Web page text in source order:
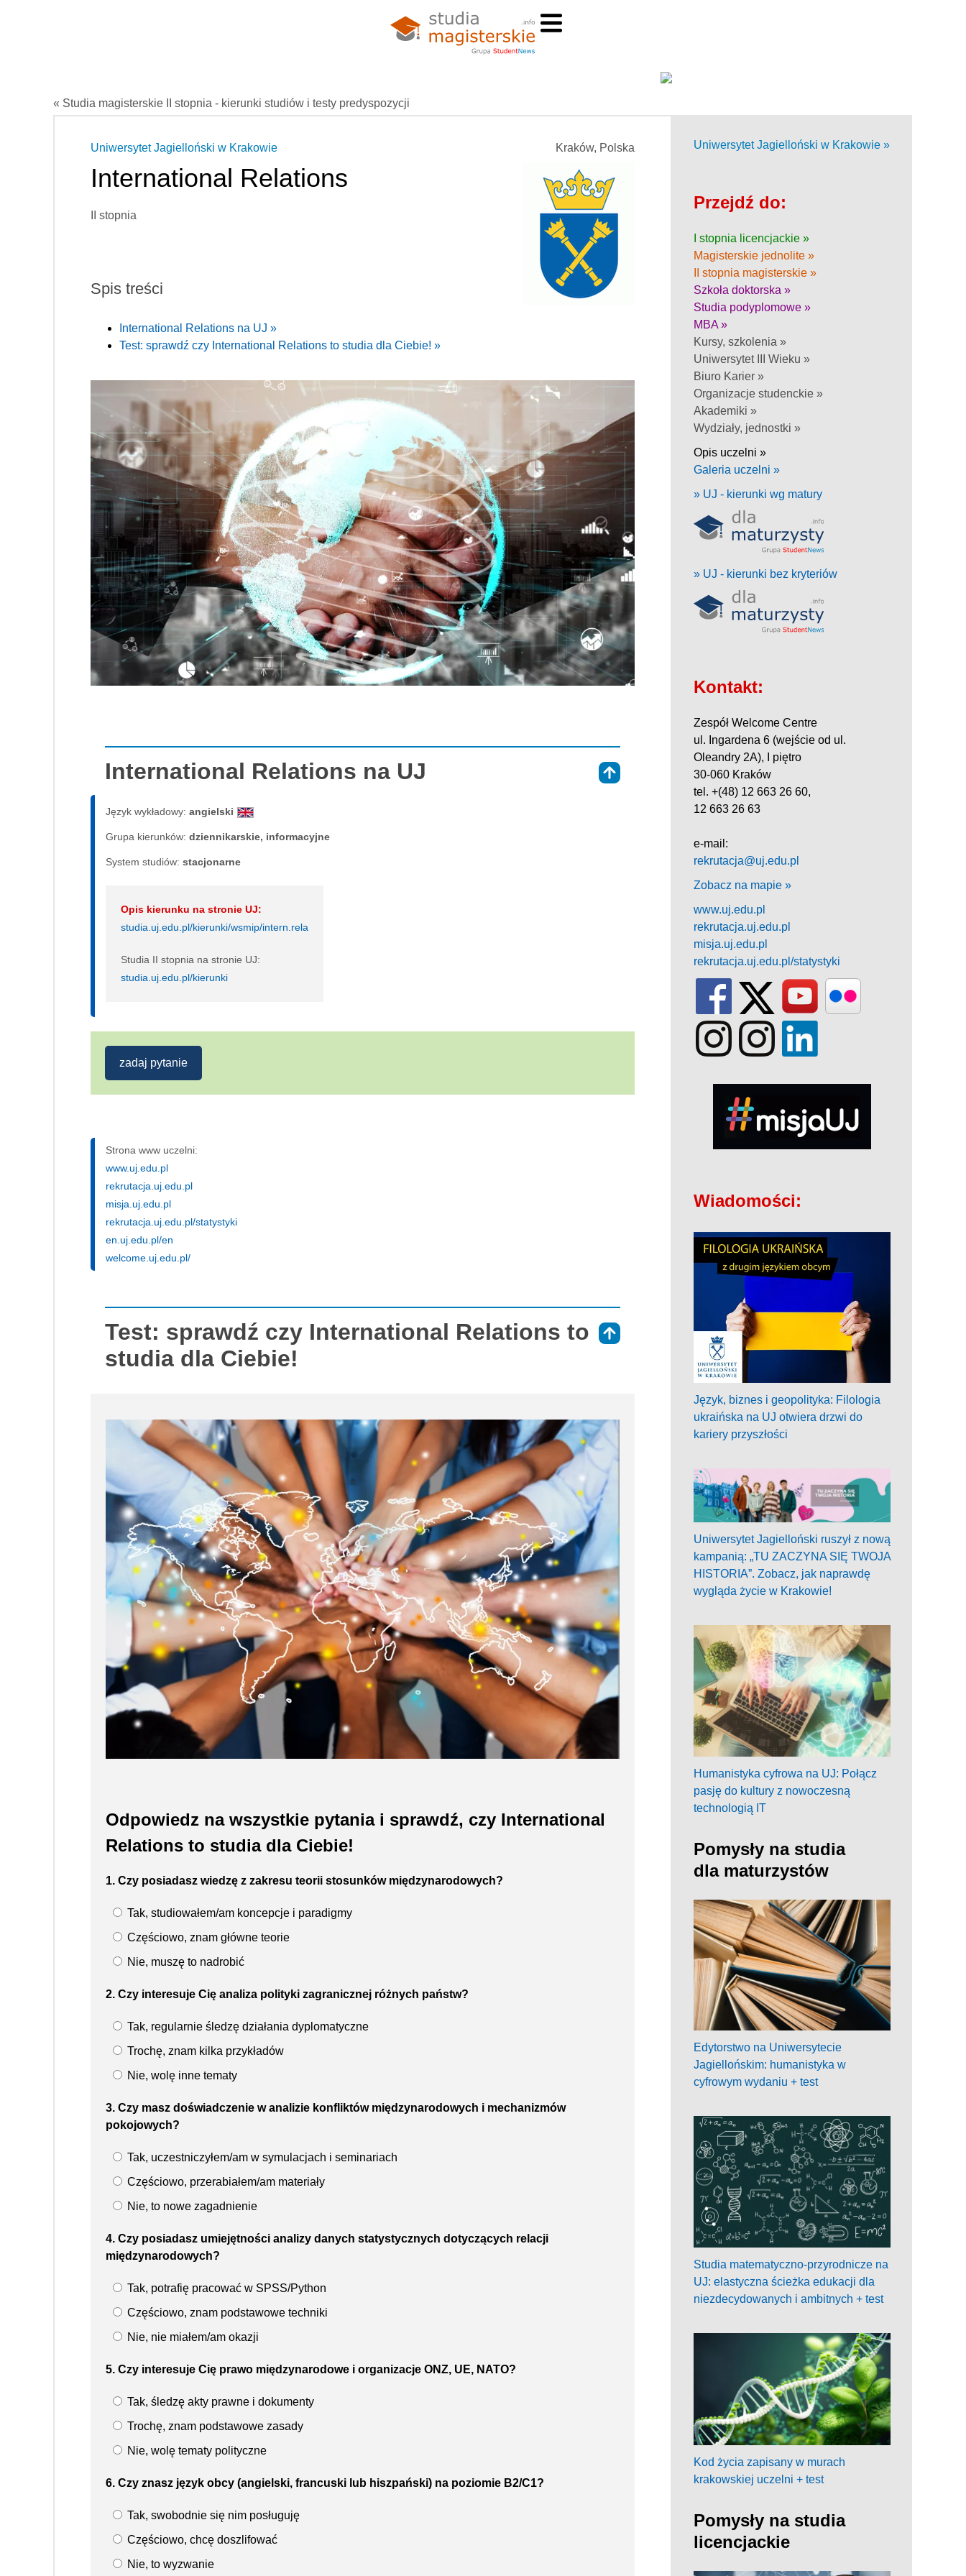
« Studia magisterskie II stopnia - kierunki studiów i testy predyspozycji
Kraków, Polska
Uniwersytet Jagielloński w Krakowie
International Relations
II stopnia
Spis treści
International Relations na UJ »
Test: sprawdź czy International Relations to studia dla Ciebie! »
International Relations na UJ
Język wykładowy: angielski
Grupa kierunków: dziennikarskie, informacyjne
System studiów: sta­cjo­nar­ne
Opis kierunku na stronie UJ:
studia.uj.edu.pl/kierunki/wsmip/intern.rela
Studia II stopnia na stronie UJ:
studia.uj.edu.pl/kierunki
zadaj pytanie
Strona www uczelni:
www.uj.edu.pl
rekrutacja.uj.edu.pl
misja.uj.edu.pl
rekrutacja.uj.edu.pl/statystyki
en.uj.edu.pl/en
welcome.uj.edu.pl/
Test: sprawdź czy International Relations to
studia dla Ciebie!
Odpowiedz na wszystkie pytania i sprawdź, czy International
Relations to studia dla Ciebie!
1. Czy posiadasz wiedzę z zakresu teorii stosunków międzynarodowych?
Tak, studiowałem/am koncepcje i paradigmy
Częściowo, znam główne teorie
Nie, muszę to nadrobić
2. Czy interesuje Cię analiza polityki zagranicznej różnych państw?
Tak, regularnie śledzę działania dyplomatyczne
Trochę, znam kilka przykładów
Nie, wolę inne tematy
3. Czy masz doświadczenie w analizie konfliktów międzynarodowych i mechanizmów
pokojowych?
Tak, uczestniczyłem/am w symulacjach i seminariach
Częściowo, przerabiałem/am materiały
Nie, to nowe zagadnienie
4. Czy posiadasz umiejętności analizy danych statystycznych dotyczących relacji
międzynarodowych?
Tak, potrafię pracować w SPSS/Python
Częściowo, znam podstawowe techniki
Nie, nie miałem/am okazji
5. Czy interesuje Cię prawo międzynarodowe i organizacje ONZ, UE, NATO?
Tak, śledzę akty prawne i dokumenty
Trochę, znam podstawowe zasady
Nie, wolę tematy polityczne
6. Czy znasz język obcy (angielski, francuski lub hiszpański) na poziomie B2/C1?
Tak, swobodnie się nim posługuję
Częściowo, chcę doszlifować
Nie, to wyzwanie
Uniwersytet Jagielloński w Krakowie »
Przejdź do:
I stopnia licencjackie »
Magisterskie jednolite »
II stopnia magisterskie »
Szkoła doktorska »
Studia podyplomowe »
MBA »
Kursy, szkolenia »
Uniwersytet III Wieku »
Biuro Karier »
Organizacje studenckie »
Akademiki »
Wydziały, jednostki »
Opis uczelni »
Galeria uczelni »
» UJ - kierunki wg matury
» UJ - kierunki bez kryteriów
Kontakt:
Zespół Welcome Centre
ul. Ingardena 6 (wejście od ul.
Oleandry 2A), I piętro
30-060 Kraków
tel. +(48) 12 663 26 60,
12 663 26 63
e-mail:
rekrutacja@uj.edu.pl
Zobacz na mapie »
www.uj.edu.pl
rekrutacja.uj.edu.pl
misja.uj.edu.pl
rekrutacja.uj.edu.pl/statystyki
Wiadomości:
Język, biznes i geopolityka: Filologia
ukraińska na UJ otwiera drzwi do
kariery przyszłości
Uniwersytet Jagielloński ruszył z nową
kampanią: „TU ZACZYNA SIĘ TWOJA
HISTORIA”. Zobacz, jak naprawdę
wygląda życie w Krakowie!
Humanistyka cyfrowa na UJ: Połącz
pasję do kultury z nowoczesną
technologią IT
Pomysły na studia
dla maturzystów
Edytorstwo na Uniwersytecie
Jagiellońskim: humanistyka w
cyfrowym wydaniu + test
Studia matematyczno-przyrodnicze na
UJ: elastyczna ścieżka edukacji dla
niezdecydowanych i ambitnych + test
Kod życia zapisany w murach
krakowskiej uczelni + test
Pomysły na studia
licencjackie